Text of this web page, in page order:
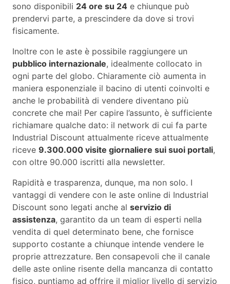
sono disponibili 24 ore su 24 e chiunque può
prendervi parte, a prescindere da dove si trovi
fisicamente.
Inoltre con le aste è possibile raggiungere un
pubblico internazionale, idealmente collocato in
ogni parte del globo. Chiaramente ciò aumenta in
maniera esponenziale il bacino di utenti coinvolti e
anche le probabilità di vendere diventano più
concrete che mai! Per capire l’assunto, è sufficiente
richiamare qualche dato: il network di cui fa parte
Industrial Discount attualmente riceve attualmente
riceve 9.300.000 visite giornaliere sui suoi portali,
con oltre 90.000 iscritti alla newsletter.
Rapidità e trasparenza, dunque, ma non solo. I
vantaggi di vendere con le aste online di Industrial
Discount sono legati anche al servizio di
assistenza, garantito da un team di esperti nella
vendita di quel determinato bene, che fornisce
supporto costante a chiunque intende vendere le
proprie attrezzature. Ben consapevoli che il canale
delle aste online risente della mancanza di contatto
fisico, puntiamo ad offrire il miglior livello di servizio